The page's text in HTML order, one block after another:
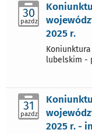
30
pazdz
2025 r.
lubelskim -
31
pazdz
2025 r. -